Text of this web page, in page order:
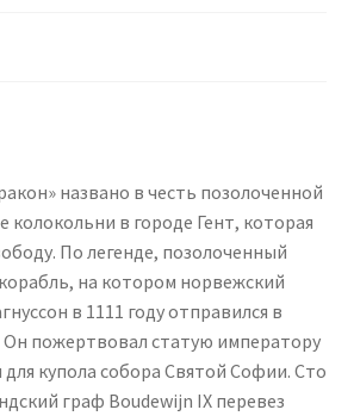
названо в честь позолоченной
колокольни в городе Гент, которая
По легенде, позолоченный
на котором норвежский
в 1111 году отправился в
пожертвовал статую императору
купола собора Святой Софии. Сто
граф Boudewijn IX перевез